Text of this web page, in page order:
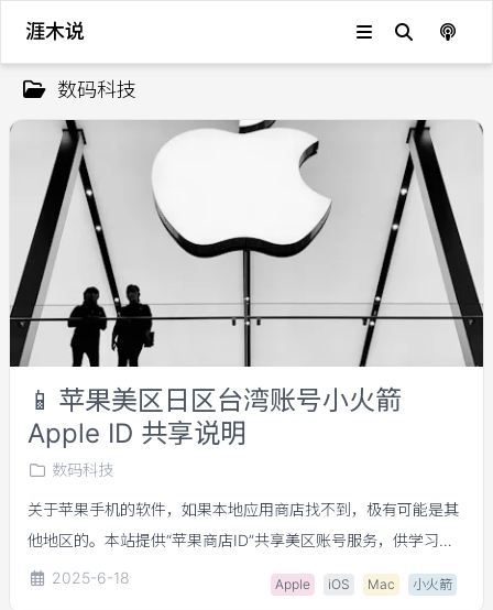
涯木说
数码科技
📱 苹果美区日区台湾账号小火箭
Apple ID 共享说明
数码科技
关于苹果手机的软件，如果本地应用商店找不到，极有可能是其
他地区的。本站提供“苹果商店ID”共享美区账号服务，供学习研
究。2025-6-18 Apple iOS Mac 小火箭